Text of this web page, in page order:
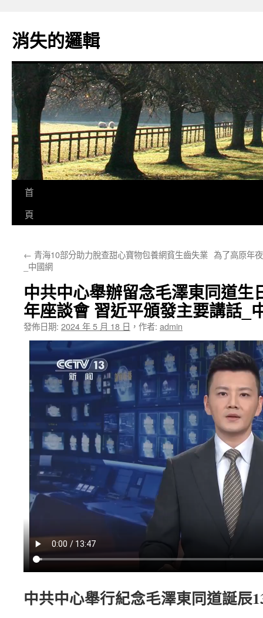
主
要
消失的邏輯
首
頁
← 青海10部分助力脫查甜心寶物包養網貧生齒失業
_中國網
為了高原年
中共中心舉辦留念毛澤東同道生
年座談會 習近平頒發主要講話_
發佈日期: 2024 年 5 月 18 日 ， 作者: admin
中共中心舉行紀念毛澤東同道誕辰